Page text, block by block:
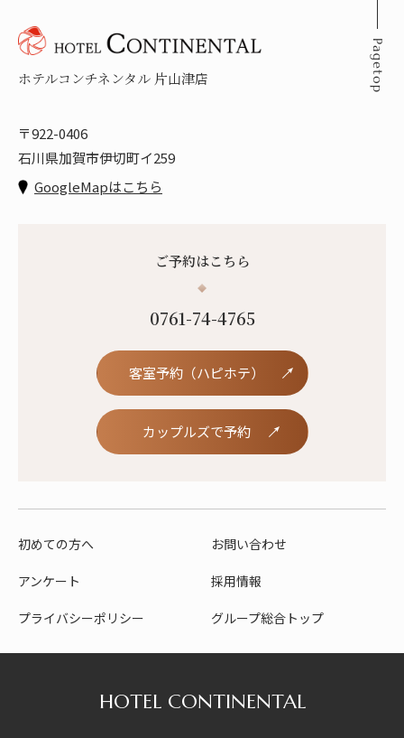
ホテルコンチネンタル 片山津店
〒922-0406
石川県加賀市伊切町イ259
GoogleMapはこちら
ご予約はこちら
0761-74-4765
客室予約（ハピホテ）
カップルズで予約
初めての方へ お問い合わせ
アンケート 採用情報
プライバシーポリシー グループ総合トップ
HOTEL CONTINENTAL